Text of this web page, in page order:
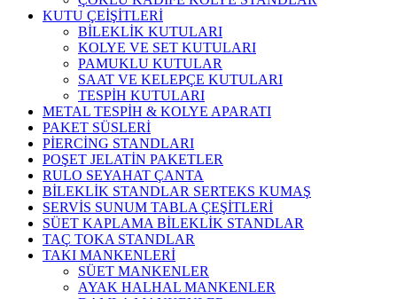
KUTU ÇEİŞİTLERİ
BİLEKLİK KUTULARI
KOLYE VE SET KUTULARI
PAMUKLU KUTULAR
SAAT VE KELEPÇE KUTULARI
TESPİH KUTULARI
METAL TESPİH & KOLYE APARATI
PAKET SÜSLERİ
PİERCİNG STANDLARI
POŞET JELATİN PAKETLER
RULO SEYAHAT ÇANTA
BİLEKLİK STANDLAR SERTEKS KUMAŞ
SERVİS SUNUM TABLA ÇEŞİTLERİ
SÜET KAPLAMA BİLEKLİK STANDLAR
TAÇ TOKA STANDLAR
TAKI MANKENLERİ
SÜET MANKENLER
AYAK HALHAL MANKENLER